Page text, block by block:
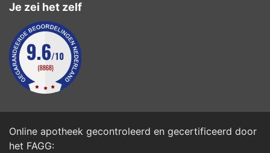
Je zei het zelf
Online apotheek gecontroleerd en gecertificeerd door
het FAGG: